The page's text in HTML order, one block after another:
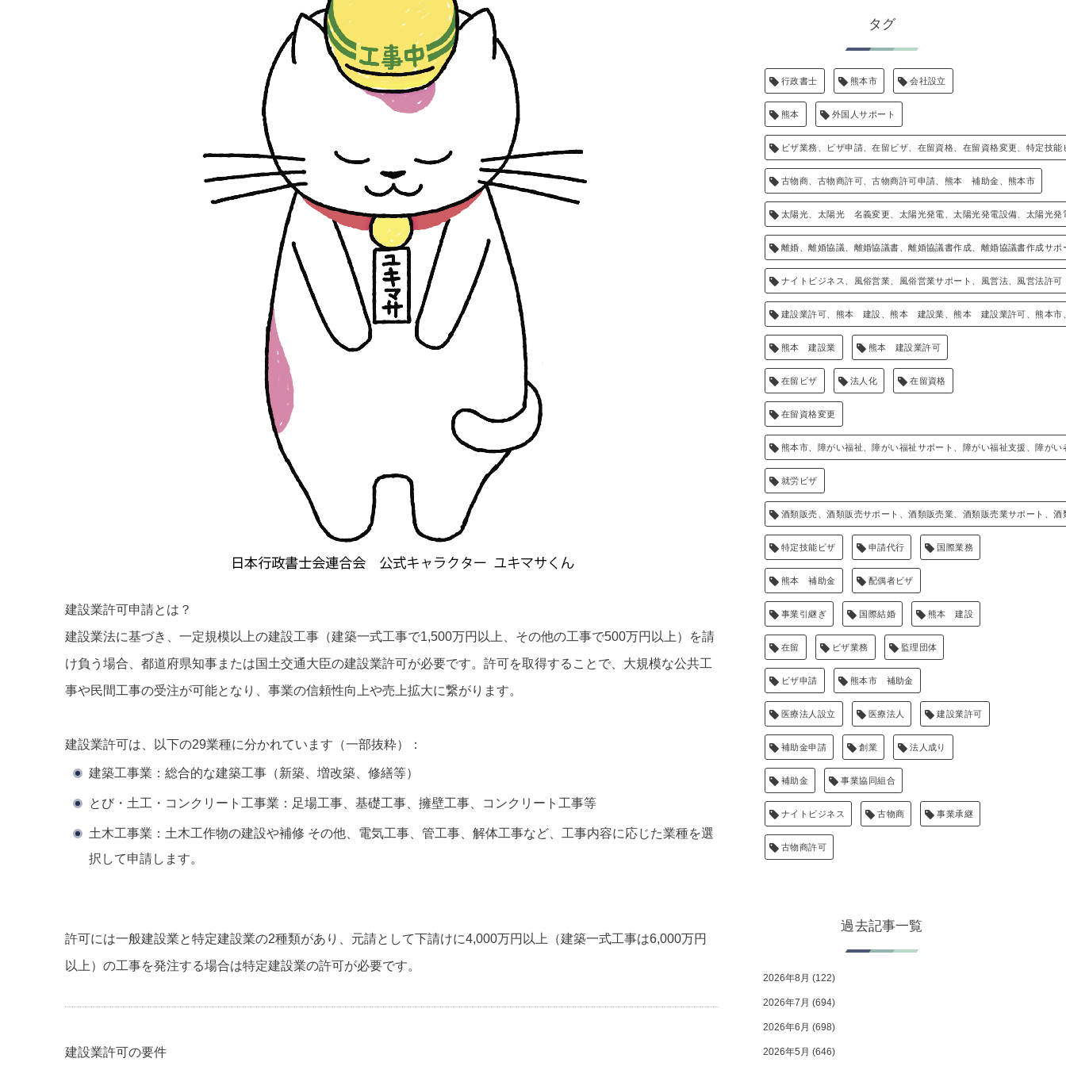
建設業許可申請とは？
建設業法に基づき、一定規模以上の建設工事（建築一式工事で1,500万円以上、その他の工事で500万円以上）を請
け負う場合、都道府県知事または国土交通大臣の建設業許可が必要です。許可を取得することで、大規模な公共工
事や民間工事の受注が可能となり、事業の信頼性向上や売上拡大に繋がります。
建設業許可は、以下の29業種に分かれています（一部抜粋）：
建築工事業 ：総合的な建築工事（新築、増改築、修繕等）
とび・土工・コンクリート工事業 ：足場工事、基礎工事、擁壁工事、コンクリート工事等
土木工事業 ：土木工作物の建設や補修 その他、電気工事、管工事、解体工事など、工事内容に応じた業種を選
択して申請します。
許可には一般建設業と特定建設業の2種類があり、元請として下請けに4,000万円以上（建築一式工事は6,000万円
以上）の工事を発注する場合は特定建設業の許可が必要です。
建設業許可の要件
タグ
行政書士 熊本市 会社設立
熊本 外国人サポート
ビザ業務、ビザ申請、在留ビザ、在留資格、在留資格変更、特定技能
古物商、古物商許可、古物商許可申請、熊本 補助金、熊本市
太陽光、太陽光 名義変更、太陽光発電、太陽光発電設備、太陽光
離婚、離婚協議、離婚協議書、離婚協議書作成、離婚協議書作成サポ
ナイトビジネス、風俗営業、風俗営業サポート、風営法、風営法許可
建設業許可、熊本 建設、熊本 建設業、熊本 建設業許可、熊本市
熊本 建設業 熊本 建設業許可
在留ビザ 法人化 在留資格
在留資格変更
熊本市、障がい福祉、障がい福祉サポート、障がい福祉支援、障がい
就労ビザ
酒類販売、酒類販売サポート、酒類販売業、酒類販売業サポート、
特定技能ビザ 申請代行 国際業務
熊本 補助金 配偶者ビザ
事業引継ぎ 国際結婚 熊本 建設
在留 ビザ業務 監理団体
ビザ申請 熊本市 補助金
医療法人設立 医療法人 建設業許可
補助金申請 創業 法人成り
補助金 事業協同組合
ナイトビジネス 古物商 事業承継
古物商許可
過去記事一覧
2026年8月 (122)
2026年7月 (694)
2026年6月 (698)
2026年5月 (646)